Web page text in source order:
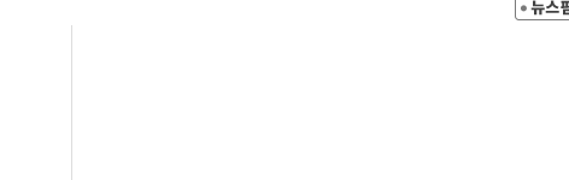
위…김성환 기후부 장관 "예측범위 벗어나도 즉시대응"
예측"…건설연, AI 위험기상 기술 개발